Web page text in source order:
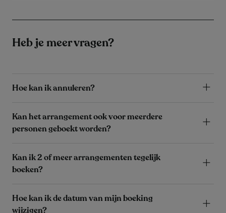
Heb je meer vragen?
Hoe kan ik annuleren?
Kan het arrangement ook voor meerdere
personen geboekt worden?
Kan ik 2 of meer arrangementen tegelijk
boeken?
Hoe kan ik de datum van mijn boeking
wijzigen?